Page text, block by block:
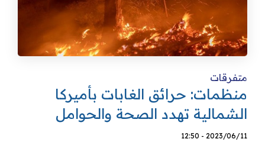
متفرقات
منظمات: حرائق الغابات بأميركا
الشمالية تهدد الصحة والحوامل
2023/06/11 - 12:50